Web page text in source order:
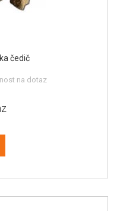
čedič
na dotaz